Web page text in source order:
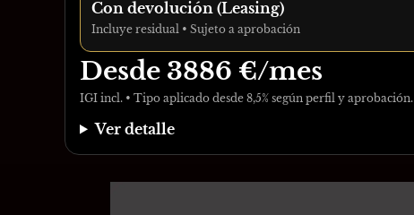
Con devolución (Leasing)
Incluye residual • Sujeto a aprobación
Desde 3886 €/mes
IGI incl. • Tipo aplicado desde 8,5% según perfil y aprobación.
Ver detalle